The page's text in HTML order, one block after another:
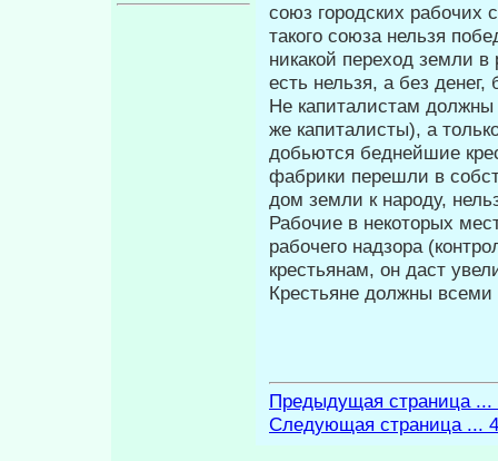
союз городских рабочих
такого союза нельзя
никакой переход земли
есть нельзя, а без денег,
Не капиталистам
же капиталисты), а
добьются беднейшие
фабрики перешли в
дом земли к народу,
Рабочие в некоторых
рабочего надзора
крестьянам, он даст
Крестьяне должны
Предыдущая страница ...
Следующая страница ...